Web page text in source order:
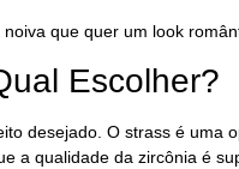
que quer um look
Escolher?
desejado. O strass é uma
a qualidade da zircônia é